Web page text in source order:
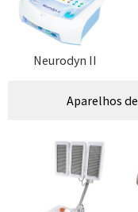
Neurodyn II
Aparelhos de